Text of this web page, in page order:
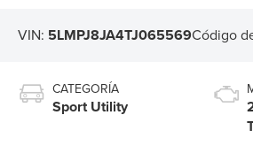
VIN: 5LMPJ8JA4TJ065569Código
CATEGORÍA
Sport Utility